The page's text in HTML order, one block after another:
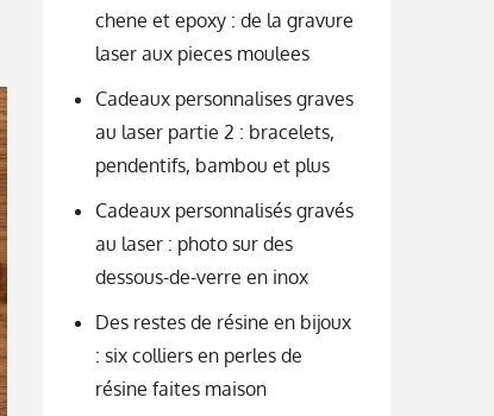
chene et epoxy : de la gravure
laser aux pieces moulees
Cadeaux personnalises graves
au laser partie 2 : bracelets,
pendentifs, bambou et plus
Cadeaux personnalisés gravés
au laser : photo sur des
dessous-de-verre en inox
Des restes de résine en bijoux
: six colliers en perles de
résine faites maison